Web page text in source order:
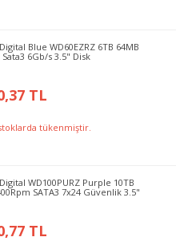
Blue WD60EZRZ 6TB 64MB
Sata3 6Gb/s 3.5" Disk
TL
tükenmiştir.
WD100PURZ Purple 10TB
SATA3 7x24 Güvenlik 3.5"
TL